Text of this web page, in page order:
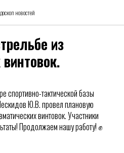
новостей
из
спортивно-тактической базы
Ю.В. провел плановую
винтовок. Участники
Продолжаем нашу работу! ✊